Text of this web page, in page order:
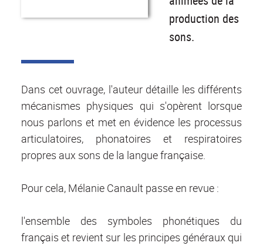
production des
sons.
Dans cet ouvrage, l'auteur détaille les différents
mécanismes physiques qui s'opèrent lorsque
nous parlons et met en évidence les processus
articulatoires, phonatoires et respiratoires
propres aux sons de la langue française.
Pour cela, Mélanie Canault passe en revue :
l'ensemble des symboles phonétiques du
français et revient sur les principes généraux qui